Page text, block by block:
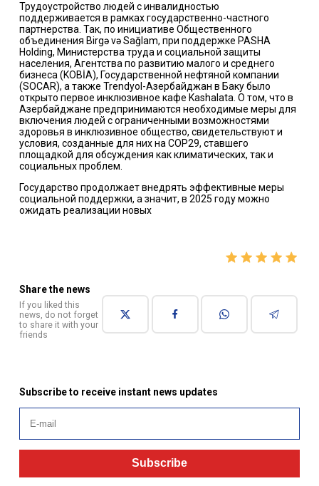
Трудоустройство людей с инвалидностью
поддерживается в рамках государственно-частного
партнерства. Так, по инициативе Общественного
объединения Birgə və Sağlam, при поддержке PASHA
Holding, Министерства труда и социальной защиты
населения, Агентства по развитию малого и среднего
бизнеса (KOBİA), Государственной нефтяной компании
(SOCAR), а также Trendyol-Азербайджан в Баку было
открыто первое инклюзивное кафе Kashalata. О том, что в
Азербайджане предпринимаются необходимые меры для
включения людей с ограниченными возможностями
здоровья в инклюзивное общество, свидетельствуют и
условия, созданные для них на COP29, ставшего
площадкой для обсуждения как климатических, так и
социальных проблем.
Государство продолжает внедрять эффективные меры
социальной поддержки, а значит, в 2025 году можно
ожидать реализации новых
Share the news
If you liked this
news, do not forget
to share it with your
friends
Subscribe to receive instant news updates
Subscribe